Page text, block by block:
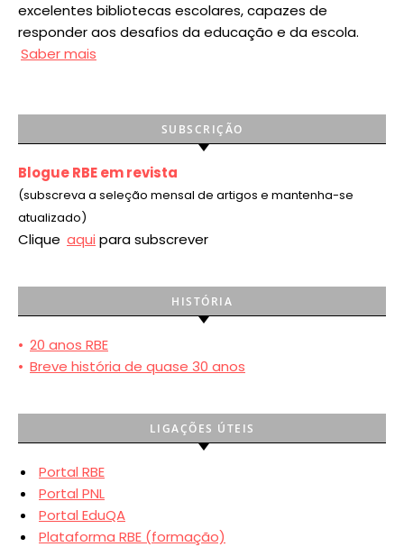
excelentes bibliotecas escolares, capazes de
responder aos desafios da educação e da escola.
Saber mais
SUBSCRIÇÃO
Blogue RBE em revista
(subscreva a seleção mensal de artigos e mantenha-se
atualizado)
Clique aqui para subscrever
HISTÓRIA
• 20 anos RBE
• Breve história de quase 30 anos
LIGAÇÕES ÚTEIS
Portal RBE
Portal PNL
Portal EduQA
Plataforma RBE (formação)